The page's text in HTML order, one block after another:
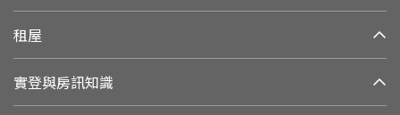
租屋
實登與房訊知識